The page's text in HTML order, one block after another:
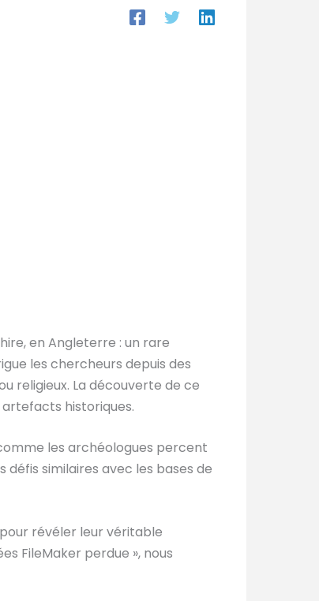
en Angleterre : un rare
les chercheurs depuis des
religieux. La découverte de ce
historiques.
les archéologues percent
similaires avec les bases de
révéler leur véritable
FileMaker perdue », nous